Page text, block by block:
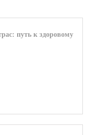
путь к здоровому